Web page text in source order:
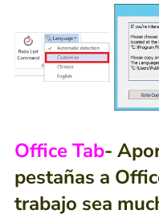
Office Tab-
pestañas a
trabajo sea